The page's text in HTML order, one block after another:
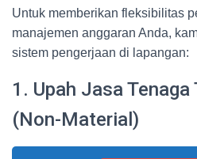
Untuk memberikan fleksibilitas
manajemen anggaran Anda,
sistem pengerjaan di lapangan:
1. Upah Jasa Tenaga
(Non-Material)